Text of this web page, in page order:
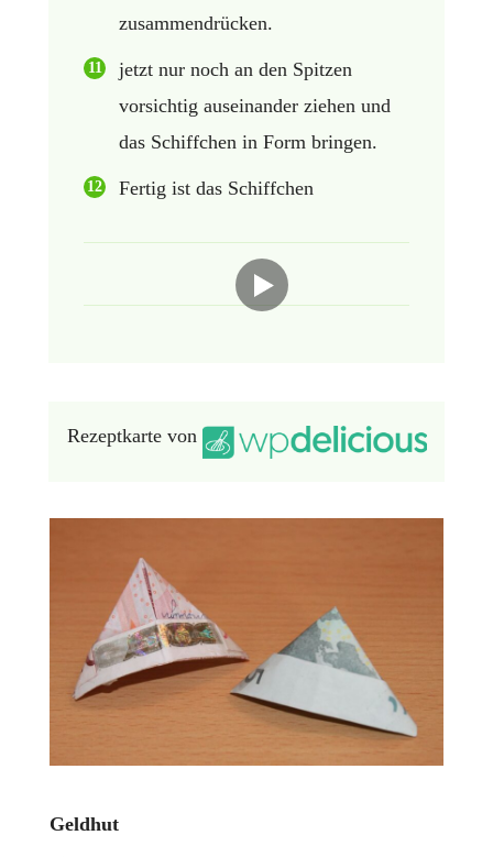
zusammendrücken.
jetzt nur noch an den Spitzen
vorsichtig auseinander ziehen und
das Schiffchen in Form bringen.
Fertig ist das Schiffchen
Rezeptkarte von
Geldhut